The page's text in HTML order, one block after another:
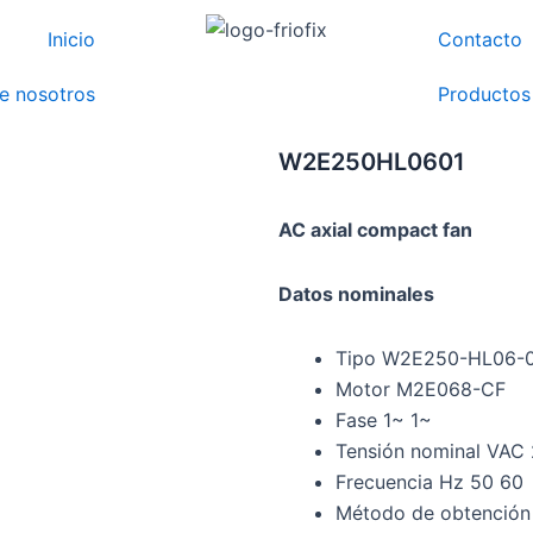
Inicio
nosotros
Contacto
Productos
W2E250HL0601
AC axial compact fan
Datos nominales
Tipo W2E250-HL06-
Motor M2E068-CF
Fase 1~ 1~
Tensión nominal
Frecuencia Hz 50 60
Método de